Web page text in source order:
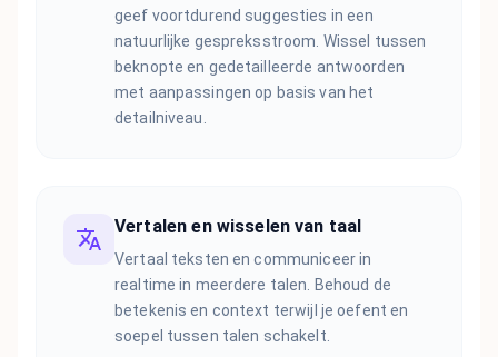
geef voortdurend suggesties in een
natuurlijke gespreksstroom. Wissel tussen
beknopte en gedetailleerde antwoorden
met aanpassingen op basis van het
detailniveau.
Vertalen en wisselen van taal
Vertaal teksten en communiceer in
realtime in meerdere talen. Behoud de
betekenis en context terwijl je oefent en
soepel tussen talen schakelt.